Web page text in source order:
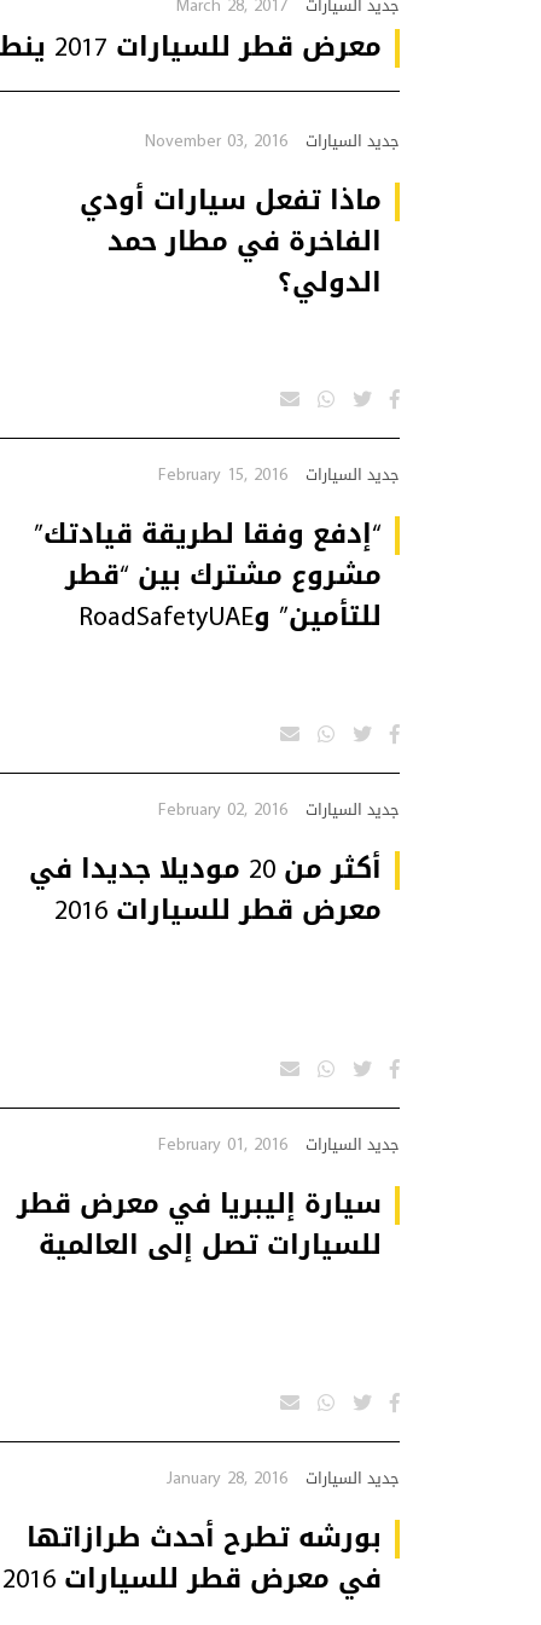
معرض قطر للسيارات 2017 ينطلق بشكل جديد يلبي احتياجات السوق
جديد السيارات November 03, 2016
ماذا تفعل سيارات أودي
الفاخرة في مطار حمد
الدولي؟
جديد السيارات February 15, 2016
“إدفع وفقا لطريقة قيادتك”
مشروع مشترك بين “قطر
للتأمين” وRoadSafetyUAE
جديد السيارات February 02, 2016
أكثر من 20 موديلا جديدا في
معرض قطر للسيارات 2016
جديد السيارات February 01, 2016
سيارة إليبريا في معرض قطر
للسيارات تصل إلى العالمية
جديد السيارات January 28, 2016
بورشه تطرح أحدث طرازاتها
في معرض قطر للسيارات 2016